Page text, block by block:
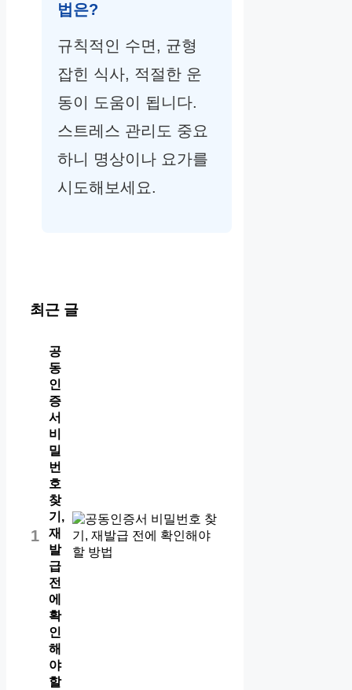
법은?
규칙적인 수면, 균형
잡힌 식사, 적절한 운
동이 도움이 됩니다.
스트레스 관리도 중요
하니 명상이나 요가를
시도해보세요.
최근 글
1
공
동
인
증
서
비
밀
번
호
찾
기,
재
발
급
전
에
확
인
해
야
할